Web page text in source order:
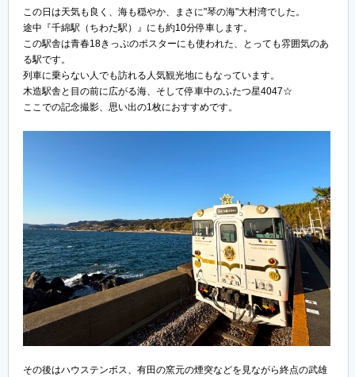
この日は天気も良く、海も穏やか、まさに"琴の海"大村湾でした。
途中『千綿駅（ちわた駅）』にも約10分停車します。
この駅舎は青春18きっぷのポスターにも使われた、とっても雰囲気のあ
る駅です。
列車に乗らない人でも訪れる人気観光地にもなっています。
木造駅舎と目の前に広がる海、そして停車中のふたつ星4047☆
ここでの記念撮影、思い出の1枚におすすめです。
その後はハウステンボス、有田の窯元の煙突などを見ながら終点の武雄